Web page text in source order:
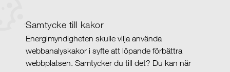
Samtycke till kakor
Energimyndigheten skulle vilja använda
webbanalyskakor i syfte att löpande förbättra
webbplatsen. Samtycker du till det? Du kan när